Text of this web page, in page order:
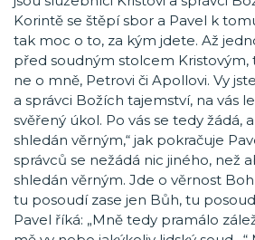
Korintě se štěpí sbor a Pavel k
tak moc o to, za kým jdete. Až
před soudným stolcem Kristovým,
ne o mně, Petrovi či Apollovi. Vy
a správci Božích tajemství, na vás
svěřený úkol. Po vás se tedy žádá,
shledán věrným,“ jak pokračuje
správců se nežádá nic jiného, než
shledán věrným. Jde o věrnost
tu posoudí zase jen Bůh, tu
Pavel říká: „Mně tedy pramálo